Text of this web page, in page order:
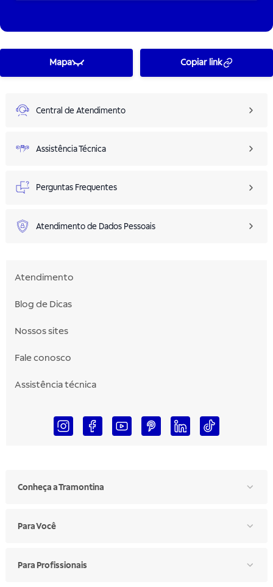
Mapa Copiar link
Central de Atendimento
Assistência Técnica
Perguntas Frequentes
Atendimento de Dados Pessoais
Atendimento
Blog de Dicas
Nossos sites
Fale conosco
Assistência técnica
Conheça a Tramontina
Para Você
Para Profissionais